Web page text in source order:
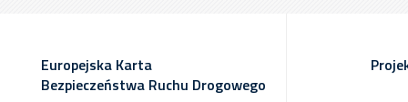
Europejska Karta
Bezpieczeństwa Ruchu Drogowego